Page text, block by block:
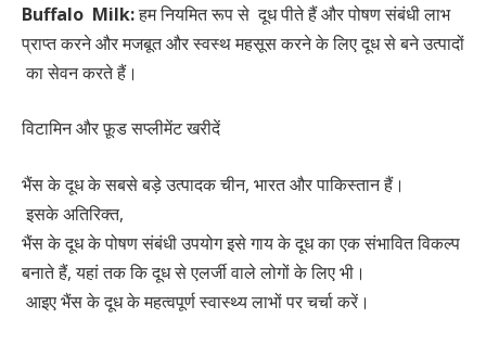
Buffalo Milk:हम नियमित रूप से दूध पीते हैं और पोषण संबंधी लाभ
प्राप्त करने और मजबूत और स्वस्थ महसूस करने के लिए दूध से बने उत्पादों
का सेवन करते हैं।
विटामिन और फ़ूड सप्लीमेंट खरीदें
भैंस के दूध के सबसे बड़े उत्पादक चीन, भारत और पाकिस्तान हैं।
इसके अतिरिक्त,
भैंस के दूध के पोषण संबंधी उपयोग इसे गाय के दूध का एक संभावित विकल्प
बनाते हैं, यहां तक कि दूध से एलर्जी वाले लोगों के लिए भी।
आइए भैंस के दूध के महत्वपूर्ण स्वास्थ्य लाभों पर चर्चा करें।